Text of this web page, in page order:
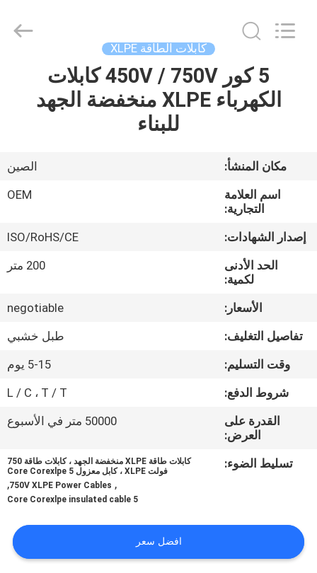
الصفحة
الرئيسية
معلومات
جولة
المعمل
مراقبة
الجودة
اتصل
خريطة
Management
Services
كابلات الطاقة XLPE
5 كور 450V / 750V كابلات
الكهرباء XLPE منخفضة الجهد
للبناء
مكان المنشأ:
الصين
اسم العلامة
التجارية:
OEM
إصدار الشهادات:
ISO/RoHS/CE
الحد الأدنى
لكمية:
200 متر
الأسعار:
negotiable
تفاصيل التغليف:
طبل خشبي
وقت التسليم:
5-15 يوم
شروط الدفع:
L / C ، T / T
القدرة على
العرض:
50000 متر في الأسبوع
تسليط الضوء:
كابلات طاقة XLPE منخفضة الجهد ، كابلات طاقة 750
فولت XLPE ، كابل معزول 5 Core Corexlpe
,
750V XLPE Power Cables
,
5 Core Corexlpe insulated cable
افضل سعر